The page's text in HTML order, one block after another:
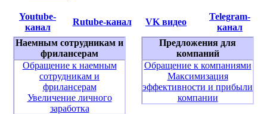
Youtube-
канал
Rutube-канал VK видео
Telegram-
канал
Наемным сотрудникам и
фрилансерам
Обращение к наемным
сотрудникам и
фрилансерам
Увеличение личного
заработка
Предложения для
компаний
Обращение к компаниями
Максимизация
эффективности и прибыли
компании